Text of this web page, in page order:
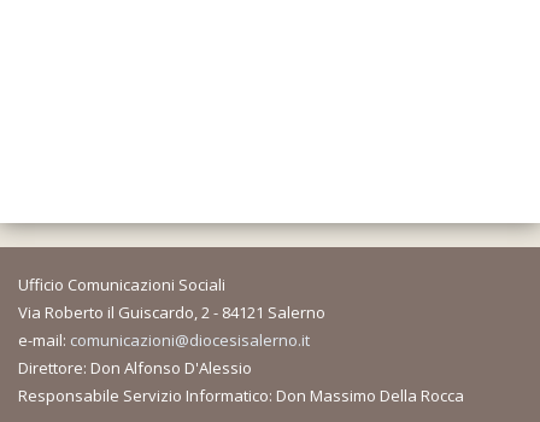
Ufficio Comunicazioni Sociali
Via Roberto il Guiscardo, 2 - 84121 Salerno
e-mail: comunicazioni@diocesisalerno.it
Direttore: Don Alfonso D'Alessio
Responsabile Servizio Informatico: Don Massimo Della Rocca